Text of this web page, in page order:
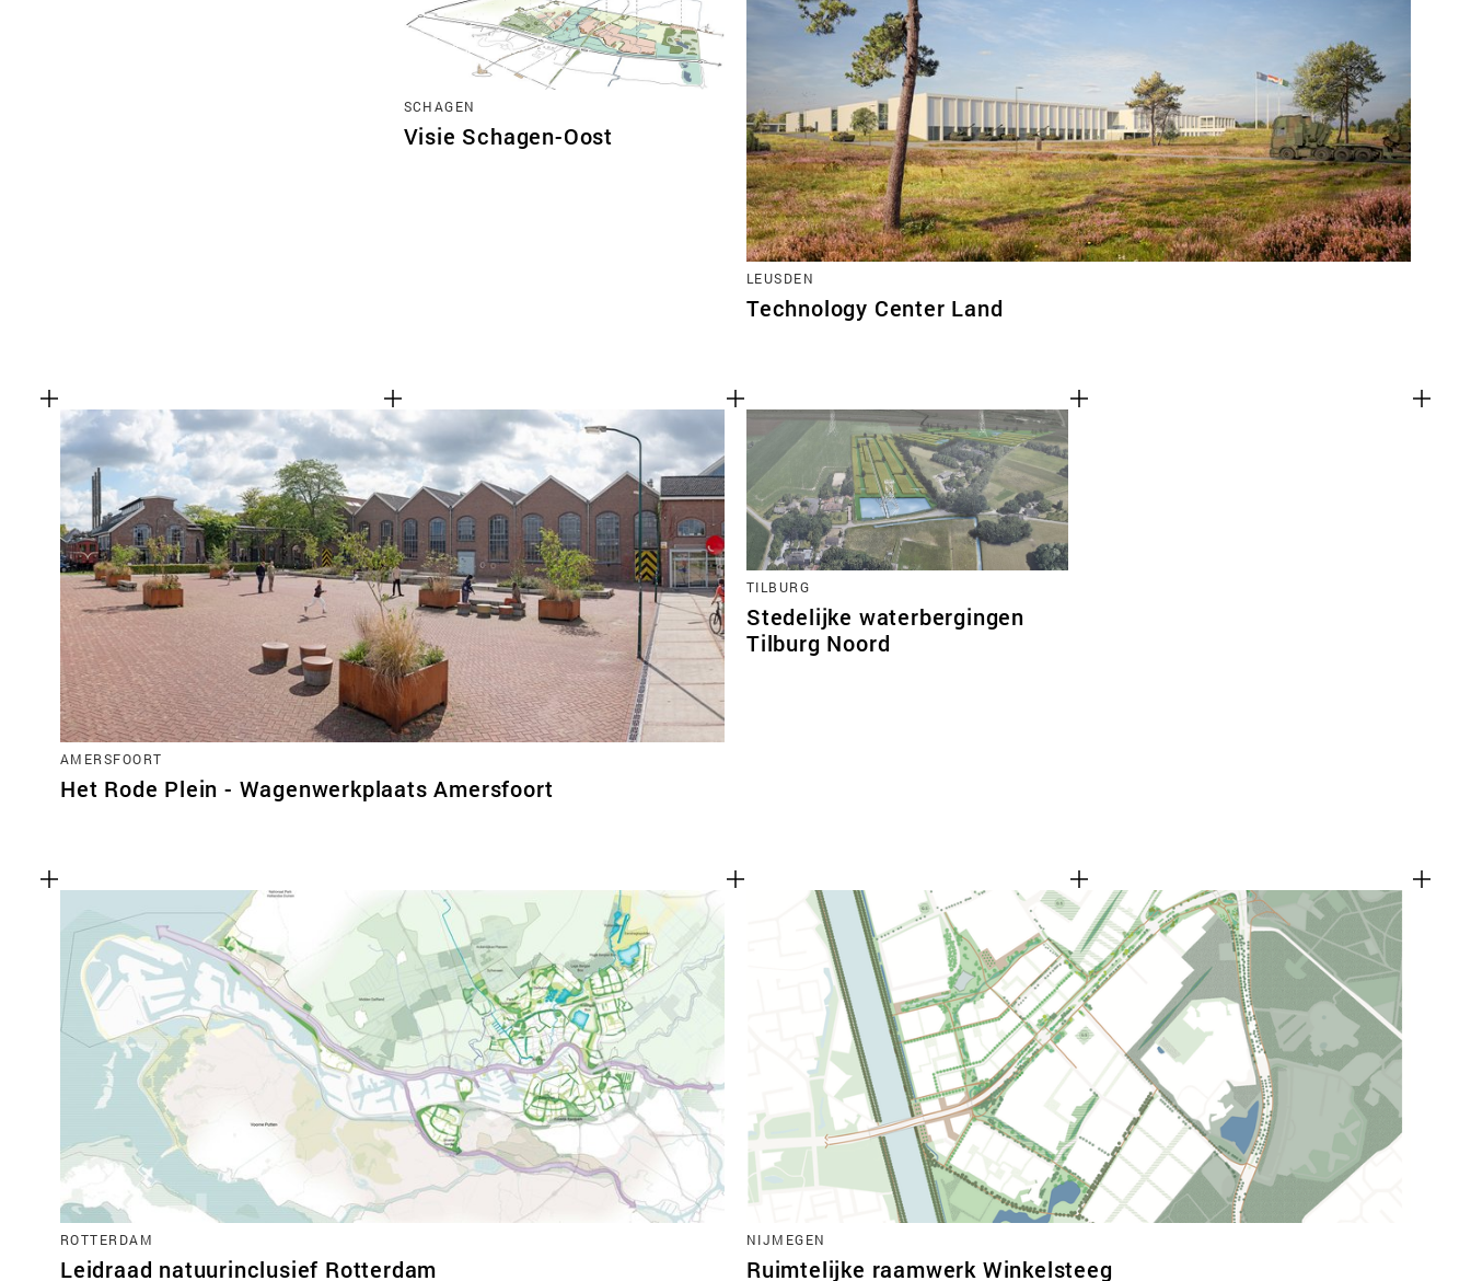
SCHAGEN
Visie Schagen-Oost
LEUSDEN
Technology Center Land
AMERSFOORT
Het Rode Plein - Wagenwerkplaats Amersfoort
TILBURG
Stedelijke waterbergingen
Tilburg Noord
ROTTERDAM
Leidraad natuurinclusief Rotterdam
NIJMEGEN
Ruimtelijke raamwerk Winkelsteeg